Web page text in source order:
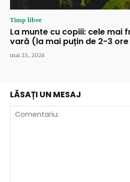
Timp liber
La munte cu copiii: cele mai
vară (la mai puțin de 2-3
mai 25, 2026
LĂSAȚI UN MESAJ